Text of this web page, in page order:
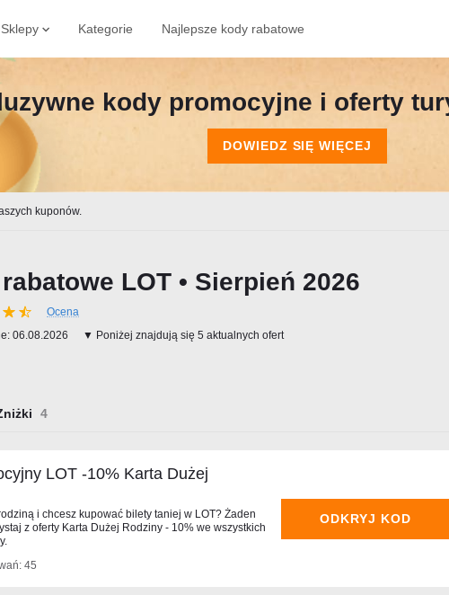
Sklepy Kategorie Najlepsze kody rabatowe
kody promocyjne i oferty
DOWIEDZ SIĘ WIĘCEJ
kuponów.
LOT • Sierpień 2026
Ocena
06.08.2026 ▼ Poniżej znajdują się 5 aktualnych ofert
LOT -10% Karta Dużej
i chcesz kupować bilety taniej w LOT? Żaden
z oferty Karta Dużej Rodziny - 10% we wszystkich
45
ODKRYJ KOD